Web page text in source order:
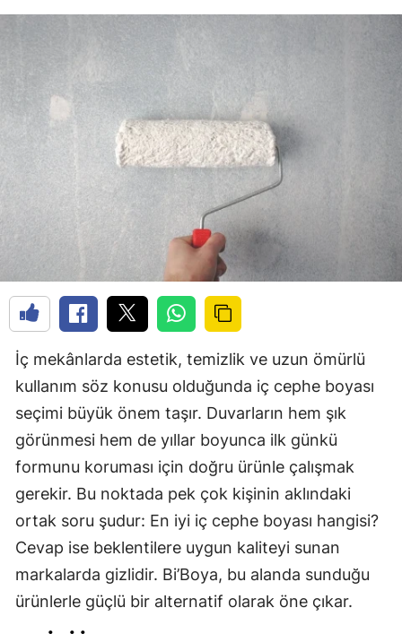
İç mekânlarda estetik, temizlik ve uzun ömürlü
kullanım söz konusu olduğunda iç cephe boyası
seçimi büyük önem taşır. Duvarların hem şık
görünmesi hem de yıllar boyunca ilk günkü
formunu koruması için doğru ürünle çalışmak
gerekir. Bu noktada pek çok kişinin aklındaki
ortak soru şudur: En iyi iç cephe boyası hangisi?
Cevap ise beklentilere uygun kaliteyi sunan
markalarda gizlidir. Bi’Boya, bu alanda sunduğu
ürünlerle güçlü bir alternatif olarak öne çıkar.